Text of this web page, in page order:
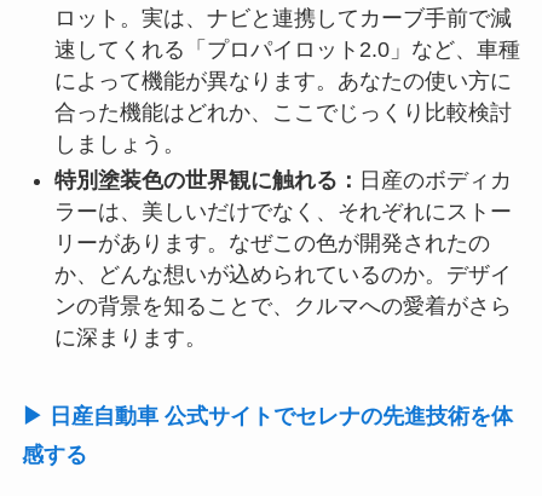
ロット。実は、ナビと連携してカーブ手前で減
速してくれる「プロパイロット2.0」など、車種
によって機能が異なります。あなたの使い方に
合った機能はどれか、ここでじっくり比較検討
しましょう。
特別塗装色の世界観に触れる： 日産のボディカ
ラーは、美しいだけでなく、それぞれにストー
リーがあります。なぜこの色が開発されたの
か、どんな想いが込められているのか。デザイ
ンの背景を知ることで、クルマへの愛着がさら
に深まります。
▶ 日産自動車 公式サイトでセレナの先進技術を体
感する